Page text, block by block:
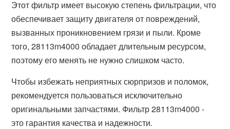
Этот фильтр имеет высокую степень фильтрации, что
обеспечивает защиту двигателя от повреждений,
вызванных проникновением грязи и пыли. Кроме
того, 28113m4000 обладает длительным ресурсом,
поэтому его менять не нужно слишком часто.
Чтобы избежать неприятных сюрпризов и поломок,
рекомендуется пользоваться исключительно
оригинальными запчастями. Фильтр 28113m4000 -
это гарантия качества и надежности.